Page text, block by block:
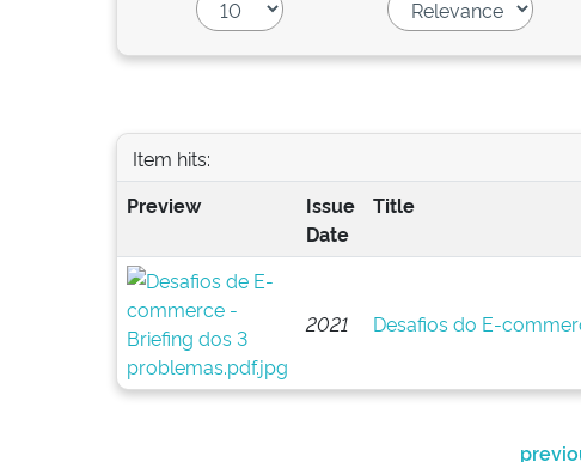
Item hits:
Preview
Issue
Date
Title
2021 Desafios do E-